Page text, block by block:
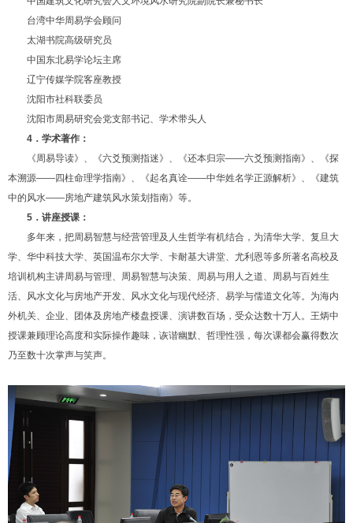
台湾中华周易学会顾问
太湖书院高级研究员
中国东北易学论坛主席
辽宁传媒学院客座教授
沈阳市社科联委员
沈阳市周易研究会党支部书记、学术带头人
4．学术著作：
《周易导读》、《六爻预测指迷》、《还本归宗——六爻预测指南》、《探
本溯源——四柱命理学指南》、《起名真诠——中华姓名学正源解析》、《建筑
中的风水——房地产建筑风水策划指南》等。
5．讲座授课：
多年来，把周易智慧与经营管理及人生哲学有机结合，为清华大学、复旦大
学、华中科技大学、英国温布尔大学、卡耐基大讲堂、尤利恩等多所著名高校及
培训机构主讲周易与管理、周易智慧与决策、周易与用人之道、周易与百姓生
活、风水文化与房地产开发、风水文化与现代经济、易学与儒道文化等。为海内
外机关、企业、团体及房地产楼盘授课、演讲数百场，受众达数十万人。王炳中
授课兼顾理论高度和实际操作趣味，诙谐幽默、哲理性强，每次课都会赢得数次
乃至数十次掌声与笑声。